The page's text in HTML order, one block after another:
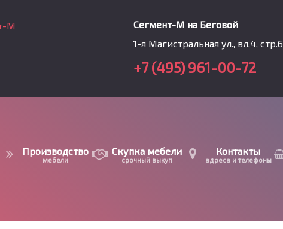
Сегмент-М на Беговой
1-я Магистральная ул., вл.4, стр.6
+7 (495) 961-00-72
Производство
мебели
Скупка мебели
срочный выкуп
Контакты
адреса и телефоны